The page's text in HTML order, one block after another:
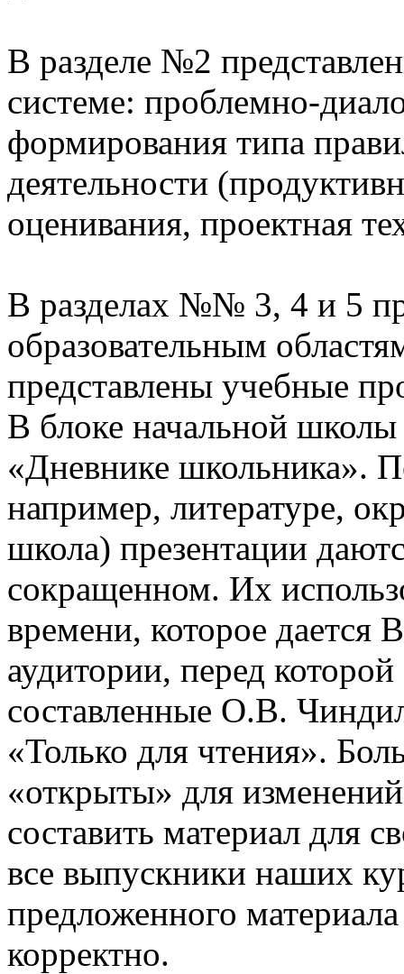
В разделе №2
системе: проблемно-
формирования типа
деятельности
оценивания, проектная
В разделах №№ 3, 4 и 5
образовательным
представлены учебные
В блоке начальной
«Дневнике школьника».
например, литературе,
школа) презентации
сокращенном. Их
времени, которое дается
аудитории, перед
составленные О.В.
«Только для чтения».
«открыты» для
составить материал для
все выпускники наших
предложенного
корректно.